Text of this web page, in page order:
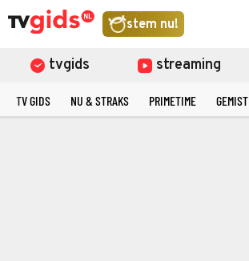
stem nu!
tvgids streaming
TV GIDS NU & STRAKS PRIMETIME GEMIST